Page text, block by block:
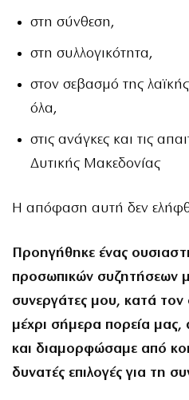
στη σύνθεση,
στη συλλογικότητα,
στον σεβασμό της
όλα,
στις ανάγκες και τις
Δυτικής Μακεδονίας
Η απόφαση αυτή δεν
Προηγήθηκε ένας
προσωπικών συζητήσεων
συνεργάτες μου, κατά
μέχρι σήμερα πορεία μας,
και διαμορφώσαμε από
δυνατές επιλογές για τη